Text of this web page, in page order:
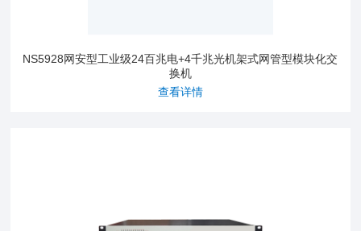
NS5928网安型工业级24百兆电+4千兆光机架式网管型模块化交
换机
查看详情